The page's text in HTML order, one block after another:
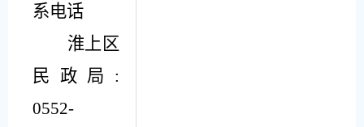
系电话
淮上区
民政局 :
0552-